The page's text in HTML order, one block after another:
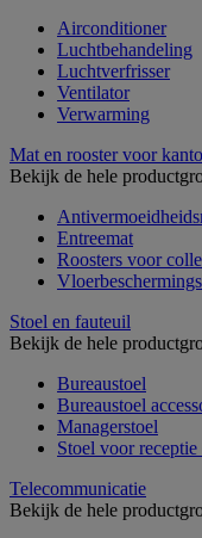
Airconditioner
Luchtbehandeling
Luchtverfrisser
Ventilator
Verwarming
Mat en rooster voor
Bekijk de hele
Entreemat
Roosters voor
Stoel en fauteuil
Bekijk de hele
Bureaustoel
Bureaustoel
Managerstoel
Stoel voor
Telecommunicatie
Bekijk de hele